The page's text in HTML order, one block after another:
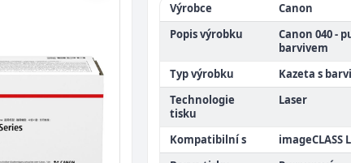
Výrobce
Canon
Popis výrobku
Canon 040 -
barvivem
Typ výrobku
Kazeta s
Technologie
tisku
Laser
Kompatibilní s
imageCLASS